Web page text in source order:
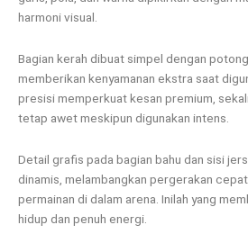
harmoni visual.
Bagian kerah dibuat simpel dengan
memberikan kenyamanan ekstra saat
presisi memperkuat kesan premium,
tetap awet meskipun digunakan intens.
Detail grafis pada bagian bahu dan sisi
dinamis, melambangkan pergerakan
permainan di dalam arena. Inilah yang
hidup dan penuh energi.